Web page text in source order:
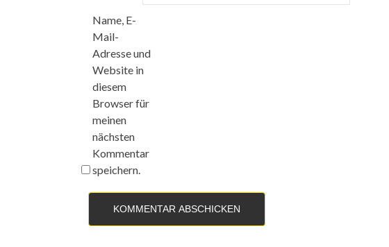
Name, E-
Mail-
Adresse und
Website in
diesem
Browser für
meinen
nächsten
Kommentar
speichern.